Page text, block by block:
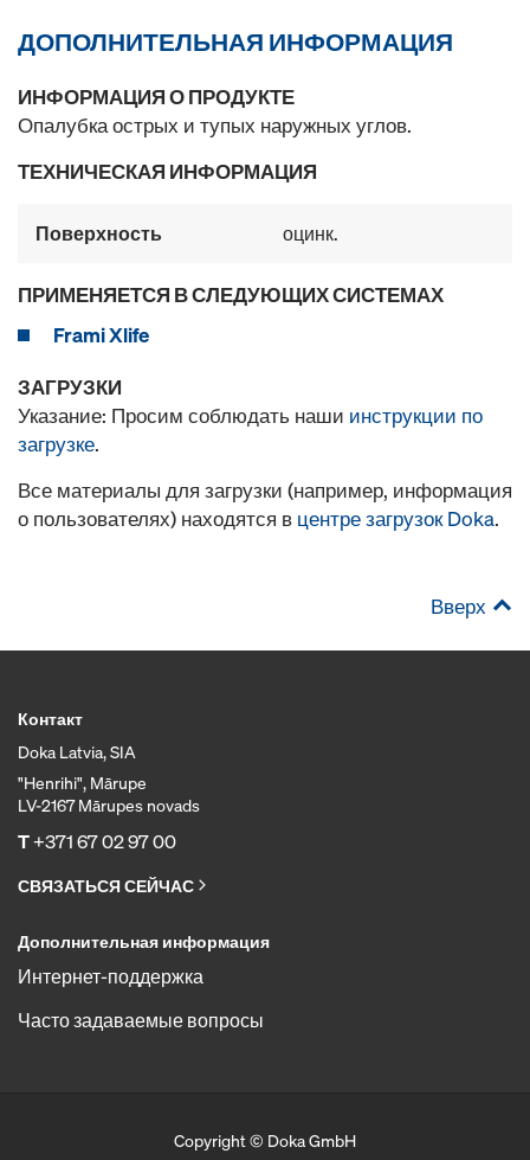
ДОПОЛНИТЕЛЬНАЯ ИНФОРМАЦИЯ
ИНФОРМАЦИЯ О ПРОДУКТЕ
Опалубка острых и тупых наружных углов.
ТЕХНИЧЕСКАЯ ИНФОРМАЦИЯ
Поверхность оцинк.
ПРИМЕНЯЕТСЯ В СЛЕДУЮЩИХ СИСТЕМАХ
Frami Xlife
ЗАГРУЗКИ
Указание: Просим соблюдать наши инструкции по
загрузке.
Все материалы для загрузки (например, информация
о пользователях) находятся в центре загрузок Doka.
Вверх
Контакт
Doka Latvia, SIA
"Henrihi", Mārupe
LV-2167 Mārupes novads
T+371 67 02 97 00
СВЯЗАТЬСЯ СЕЙЧАС
Дополнительная информация
Интернет-поддержка
Часто задаваемые вопросы
Copyright © Doka GmbH